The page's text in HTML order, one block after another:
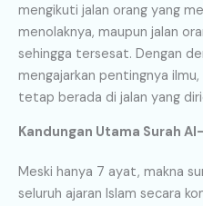
mengikuti jalan orang yang
menolaknya, maupun jalan
sehingga tersesat. Dengan
mengajarkan pentingnya
tetap berada di jalan yang
Kandungan Utama Surah
Meski hanya 7 ayat, makna
seluruh ajaran Islam secara